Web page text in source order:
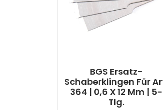
BGS Ersatz-
Schaberklingen Für
364 | 0,6 X 12 Mm | 5-
Tlg.